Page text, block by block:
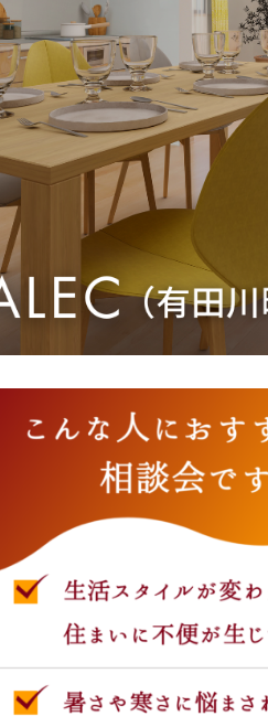
来店予約
調査ご依頼
資料請求
お問い合わせ